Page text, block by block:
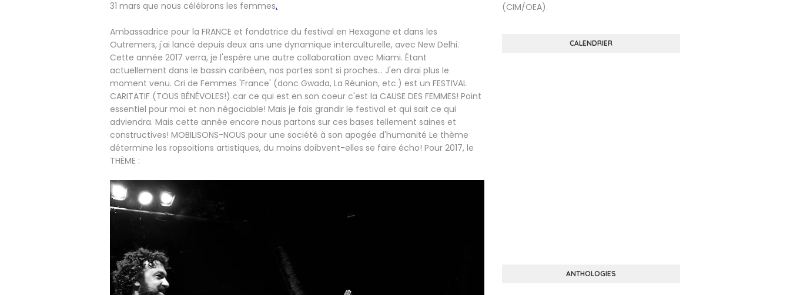
31 mars que nous célébrons les femmes.
Ambassadrice pour la FRANCE et fondatrice du festival en Hexagone et dans les
Outremers, j'ai lancé depuis deux ans une dynamique interculturelle, avec New Delhi.
Cette année 2017 verra, je l'espère une autre collaboration avec Miami. Étant
actuellement dans le bassin caribéen, nos portes sont si proches... J'en dirai plus le
moment venu. Cri de Femmes 'France' (donc Gwada, La Réunion, etc.) est un FESTIVAL
CARITATIF (TOUS BÉNÉVOLES!) car ce qui est en son coeur c'est la CAUSE DES FEMMES! Point
essentiel pour moi et non négociable! Mais je fais grandir le festival et qui sait ce qui
adviendra. Mais cette année encore nous partons sur ces bases tellement saines et
constructives! MOBILISONS-NOUS pour une société à son apogée d'humanité Le thème
détermine les ropsoitions artistiques, du moins doibvent-elles se faire écho! Pour 2017, le
THÈME :
(CIM/OEA).
CALENDRIER
ANTHOLOGIES